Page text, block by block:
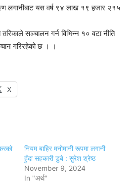
ऋण लगानीबाट यस वर्ष ९४ लाख १९ हजार २१५
तरिकाले सञ्चालन गर्न विभिन्न १० वटा नीति
गरिरहेको छ । ।
X
नियम बाहिर मनोमानी रूपमा लगानी
हुँदा सहकारी डुबे : सुरेश श्रेष्ठ
November 9, 2024
In "अर्थ"